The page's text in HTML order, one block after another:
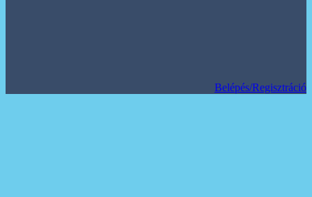
Belépés/Regisztráció